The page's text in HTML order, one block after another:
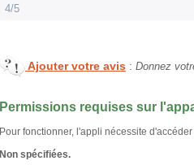
4/5
Ajouter votre avis : Donnez
Permissions requises sur
Pour fonctionner, l'appli nécessite
Non spécifiées.